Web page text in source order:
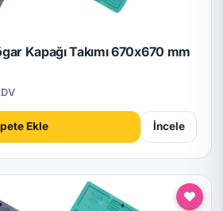
Kapağı Takımı 670x670 mm
Ekle İncele